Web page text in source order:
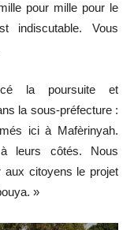
pour mille pour le
indiscutable. Vous
la poursuite et
la sous-préfecture :
ici à Mafèrinyah.
à leurs côtés. Nous
aux citoyens le projet
»